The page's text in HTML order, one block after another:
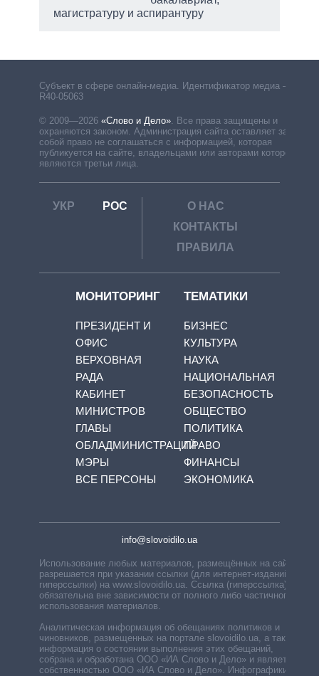
магистратуру и аспирантуру
Субъект в сфере онлайн-медиа. Идентификатор медиа –
R40-05063
© 2009—2026 «Слово и Дело». Все права защищены и
охраняются законом. Администрация сайта оставляет за
собой право не соглашаться с информацией, которая
публикуется на сайте, владельцами или авторами которой
являются третьи лица.
УКР РОС
О НАС
КОНТАКТЫ
ПРАВИЛА
МОНИТОРИНГ
ПРЕЗИДЕНТ И
ОФИС
ВЕРХОВНАЯ
РАДА
КАБИНЕТ
МИНИСТРОВ
ГЛАВЫ
ОБЛАДМИНИСТРАЦИЙ
МЭРЫ
ВСЕ ПЕРСОНЫ
ТЕМАТИКИ
БИЗНЕС
КУЛЬТУРА
НАУКА
НАЦИОНАЛЬНАЯ
БЕЗОПАСНОСТЬ
ОБЩЕСТВО
ПОЛИТИКА
ПРАВО
ФИНАНСЫ
ЭКОНОМИКА
info@slovoidilo.ua
Использование любых материалов, размещённых на сайте,
разрешается при указании ссылки (для интернет-изданий —
гиперссылки) на www.slovoidilo.ua. Ссылка (гиперссылка)
обязательна вне зависимости от полного либо частичного
использования материалов.
Аналитическая информация об обещаниях политиков и
чиновников, размещенных на портале slovoidilo.ua, а также
информация о состоянии выполнения этих обещаний,
собрана и обработана ООО «ИА Слово и Дело» и является
собственностью ООО «ИА Слово и Дело». Инфографики,